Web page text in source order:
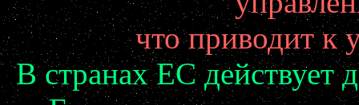
что приводит
В странах ЕС